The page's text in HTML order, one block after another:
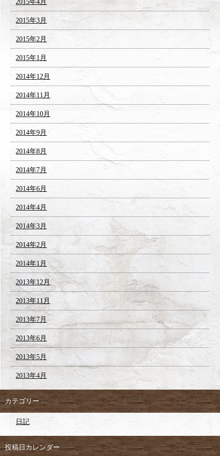
2015年4月
2015年3月
2015年2月
2015年1月
2014年12月
2014年11月
2014年10月
2014年9月
2014年8月
2014年7月
2014年6月
2014年4月
2014年3月
2014年2月
2014年1月
2013年12月
2013年11月
2013年7月
2013年6月
2013年5月
2013年4月
カテゴリー
日記
投稿日カレンダー